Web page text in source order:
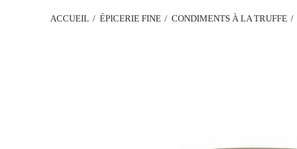
ACCUEIL ÉPICERIE FINE CONDIMENTS À LA TRUFFE